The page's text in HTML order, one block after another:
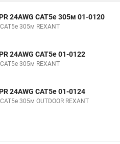
кабель
24AWG CAT5e 305м 01-0120
305м REXANT
24AWG CAT5e 01-0122
305м REXANT
24AWG CAT5e 01-0124
305м OUTDOOR REXANT